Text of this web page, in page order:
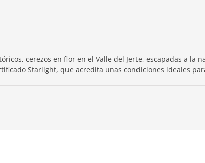
cerezos en flor en el Valle del Jerte, escapadas a la
Starlight, que acredita unas condiciones ideales